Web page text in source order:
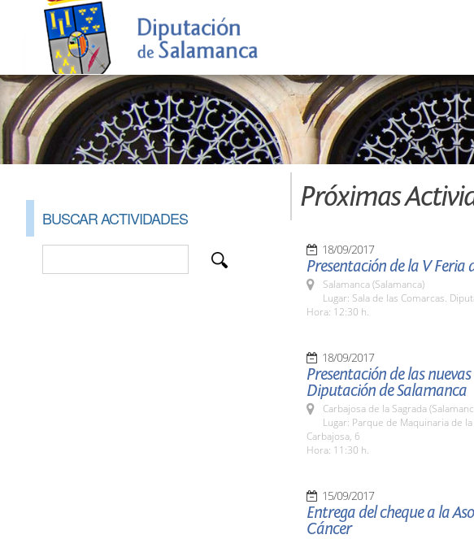
BUSCAR ACTIVIDADES
Próximas
18/09/2017
Presentación de la V Feria
Salamanca (Salamanca)
Lugar: Sala de las Comarcas.
Hora: 12:30 h.
18/09/2017
Presentación de las
Diputación de Salamanca
Carbajosa de la Sagrada
Lugar: Parque de Maquinaria de
Carbajosa, 6
Hora: 11:30 h.
15/09/2017
Entrega del cheque a la
Cáncer